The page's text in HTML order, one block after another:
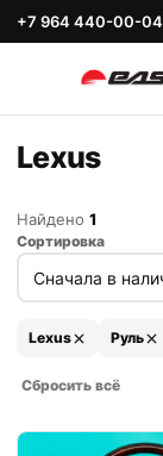
+7 964 440-00-04
Lexus
Найдено 1
Сортировка
Lexus Руль
Сбросить всё